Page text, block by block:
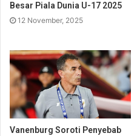
Besar Piala Dunia U-17 2025
12 November, 2025
Vanenburg Soroti Penyebab